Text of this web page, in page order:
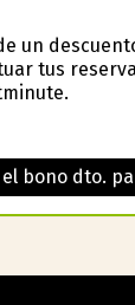
un
tus
el bono dto.